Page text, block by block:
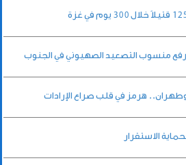
منسوب التصعيد الصهيوني في الجنوب
هرمز في قلب صراع الإرادات
الاستقرار